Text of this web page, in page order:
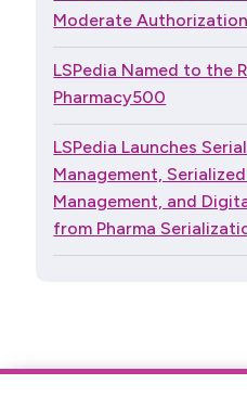
Moderate Authorization
LSPedia Named to the
Pharmacy500
LSPedia Launches
Management,
Management, and
from Pharma